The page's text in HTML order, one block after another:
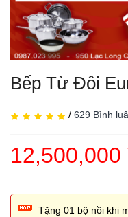
Bếp Từ Đôi
/ 629 Bình
Tặng 01 bộ nồi khi